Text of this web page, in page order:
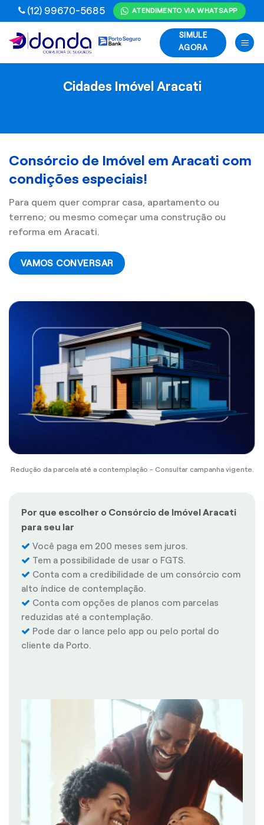
Skip
to
content
(12) 99670-5685 ATENDIMENTO VIA WHATSAPP
SIMULE
AGORA
Cidades Imóvel Aracati
Consórcio de Imóvel em Aracati com
condições especiais!
Para quem quer comprar casa, apartamento ou
terreno; ou mesmo começar uma construção ou
reforma em Aracati.
VAMOS CONVERSAR
Redução da parcela até a contemplação - Consultar campanha vigente.
Por que escolher o Consórcio de Imóvel Aracati
para seu lar
Você paga em 200 meses sem juros.
Tem a possibilidade de usar o FGTS.
Conta com a credibilidade de um consórcio com
alto índice de contemplação.
Conta com opções de planos com parcelas
reduzidas até a contemplação.
Pode dar o lance pelo app ou pelo portal do
cliente da Porto.